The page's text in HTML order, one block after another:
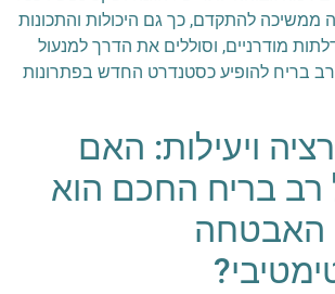
ממשיכה להתקדם, כך גם היכולות והתכונות
מודרניים, וסוללים את הדרך למנעול
בריח להופיע כסטנדרט החדש בפתרונות
ויעילות: האם
רב בריח החכם הוא
האבטחה